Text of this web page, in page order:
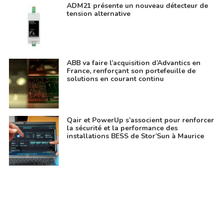
ADM21 présente un nouveau détecteur de
tension alternative
ABB va faire l’acquisition d’Advantics en
France, renforçant son portefeuille de
solutions en courant continu
Qair et PowerUp s’associent pour renforcer
la sécurité et la performance des
installations BESS de Stor’Sun à Maurice